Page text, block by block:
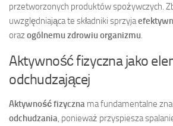
przetworzonych produktów spożywczych.
uwzględniająca te składniki sprzyja
orazogólnemu zdrowiu organizmu.
Aktywność fizyczna jako
odchudzającej
Aktywność fizyczna ma fundamentalne
odchudzania, ponieważ przyspiesza